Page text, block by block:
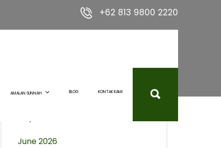
+62 813 9800 2220
AMALAN SUNNAH BLOG KONTAK KAMI
August 2026
June 2026